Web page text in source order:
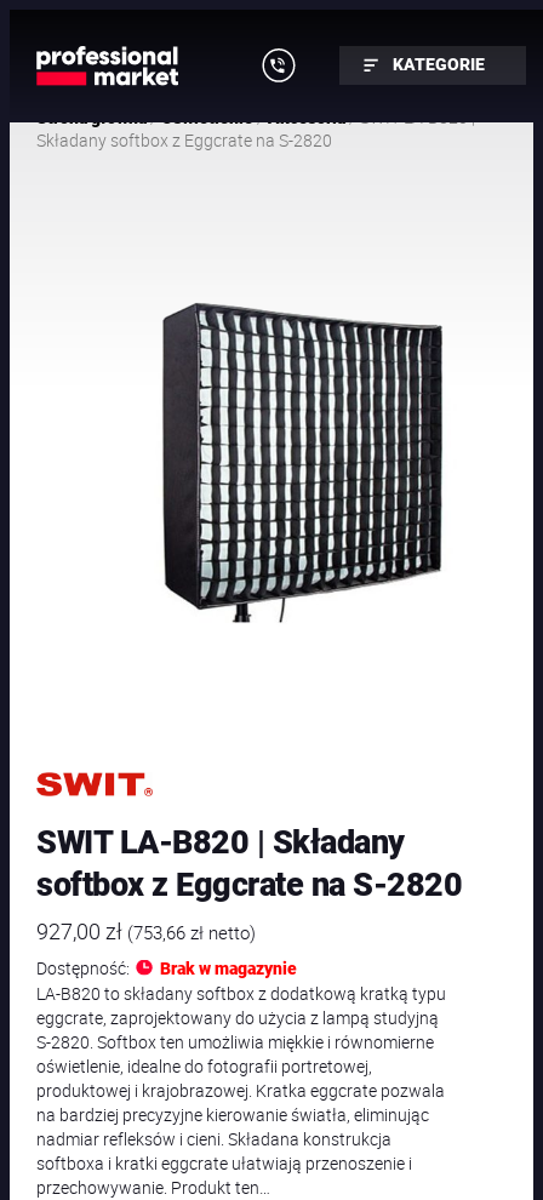
KATEGORIE
/ /
/ SWIT LA-B820 |
Składany softbox z Eggcrate na S-2820
SWIT LA-B820 | Składany
softbox z Eggcrate na S-2820
927,00 zł (753,66zł netto)
Dostępność:
Brak w magazynie
LA-B820 to składany softbox z dodatkową kratką typu
eggcrate, zaprojektowany do użycia z lampą studyjną
S-2820. Softbox ten umożliwia miękkie i równomierne
oświetlenie, idealne do fotografii portretowej,
produktowej i krajobrazowej. Kratka eggcrate pozwala
na bardziej precyzyjne kierowanie światła, eliminując
nadmiar refleksów i cieni. Składana konstrukcja
softboxa i kratki eggcrate ułatwiają przenoszenie i
przechowywanie. Produkt ten…